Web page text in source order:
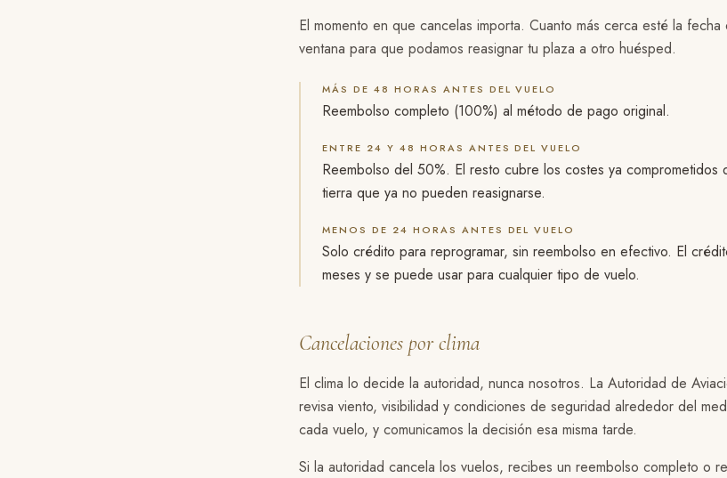
El momento en que cancelas importa. Cuanto más cerca esté la
ventana para que podamos reasignar tu plaza a otro huésped.
MÁS DE 48 HORAS ANTES DEL VUELO
Reembolso completo (100%) al método de pago original.
ENTRE 24 Y 48 HORAS ANTES DEL VUELO
Reembolso del 50%. El resto cubre los costes ya
tierra que ya no pueden reasignarse.
MENOS DE 24 HORAS ANTES DEL VUELO
Solo crédito para reprogramar, sin reembolso en efectivo. El
meses y se puede usar para cualquier tipo de vuelo.
Cancelaciones por clima
El clima lo decide la autoridad, nunca nosotros. La Autoridad de
revisa viento, visibilidad y condiciones de seguridad alrededor del
cada vuelo, y comunicamos la decisión esa misma tarde.
Si la autoridad cancela los vuelos, recibes un reembolso completo o